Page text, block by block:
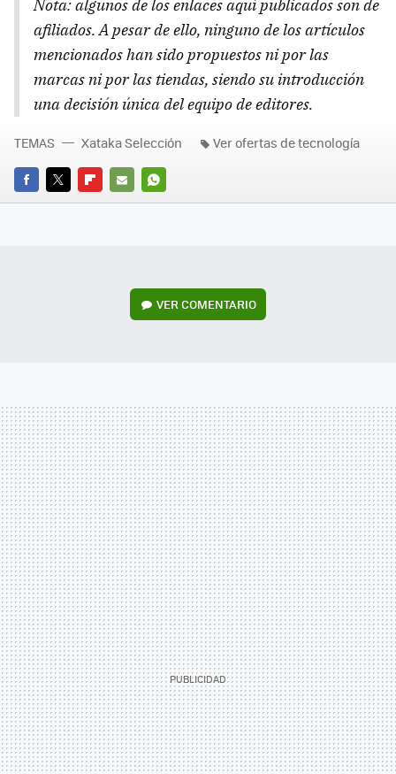
Nota: algunos de los enlaces aquí publicados son de
afiliados. A pesar de ello, ninguno de los artículos
mencionados han sido propuestos ni por las
marcas ni por las tiendas, siendo su introducción
una decisión única del equipo de editores.
FACEBOOK
TWITTERFLIPBOARD
E-
WHATSAPP
TEMAS Xataka Selección Ver ofertas de tecnología
VERCOMENTARIO